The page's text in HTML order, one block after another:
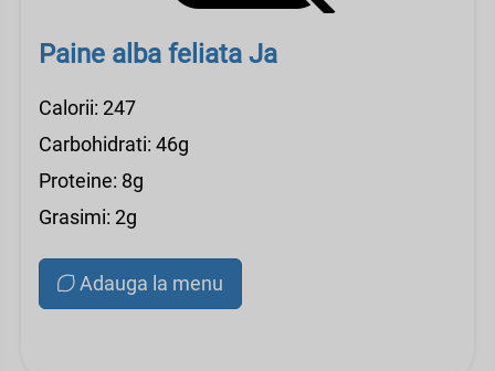
Paine alba feliata Ja
Calorii: 247
Carbohidrati: 46g
Proteine: 8g
Grasimi: 2g
Adauga la menu